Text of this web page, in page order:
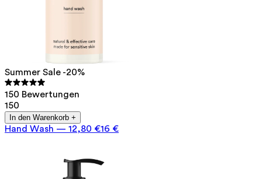
Summer Sale -20%
150 Bewertungen
150
In den Warenkorb +
Hand Wash — 12,80 €16 €